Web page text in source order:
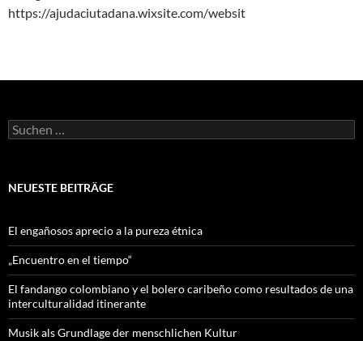
https://ajudaciutadana.wixsite.com/websit
Suchen
nach:
NEUESTE BEITRÄGE
El engañosos aprecio a la pureza étnica
„Encuentro en el tiempo“
El fandango colombiano y el bolero caribeño como resultados de una
interculturalidad itinerante
Musik als Grundlage der menschlichen Kultur